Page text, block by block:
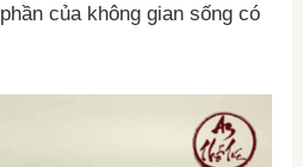
của không gian sống có